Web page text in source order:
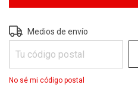
Entregas para el CP:
Medios de envío
No sé mi código postal